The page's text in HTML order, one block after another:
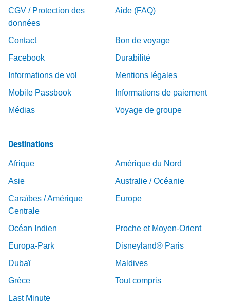
CGV / Protection des
données
Aide (FAQ)
Contact
Bon de voyage
Facebook
Durabilité
Informations de vol
Mentions légales
Mobile Passbook
Informations de paiement
Médias
Voyage de groupe
Destinations
Afrique
Amérique du Nord
Asie
Australie / Océanie
Caraïbes / Amérique
Centrale
Europe
Océan Indien
Proche et Moyen-Orient
Europa-Park
Disneyland® Paris
Dubaï
Maldives
Grèce
Tout compris
Last Minute